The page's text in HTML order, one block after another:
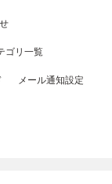
ゴリ一覧
メール通知設定